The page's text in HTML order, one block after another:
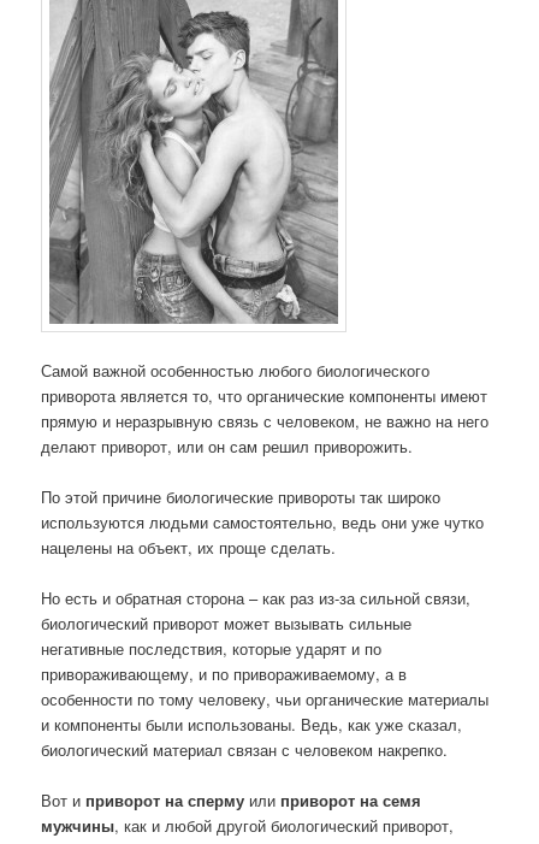
Самой важной особенностью любого биологического
приворота является то, что органические компоненты имеют
прямую и неразрывную связь с человеком, не важно на него
делают приворот, или он сам решил приворожить.
По этой причине биологические привороты так широко
используются людьми самостоятельно, ведь они уже чутко
нацелены на объект, их проще сделать.
Но есть и обратная сторона – как раз из-за сильной связи,
биологический приворот может вызывать сильные
негативные последствия, которые ударят и по
привораживающему, и по привораживаемому, а в
особенности по тому человеку, чьи органические материалы
и компоненты были использованы. Ведь, как уже сказал,
биологический материал связан с человеком накрепко.
Вот и приворот на сперму или приворот на семя
мужчины, как и любой другой биологический приворот,